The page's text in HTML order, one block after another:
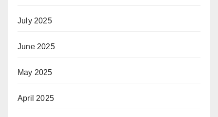
July 2025
June 2025
May 2025
April 2025